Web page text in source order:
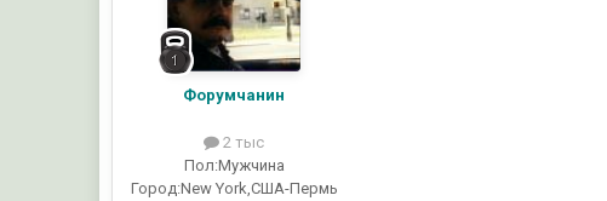
Форумчанин
2 тыс
Пол:Мужчина
Город:New York,США-Пермь